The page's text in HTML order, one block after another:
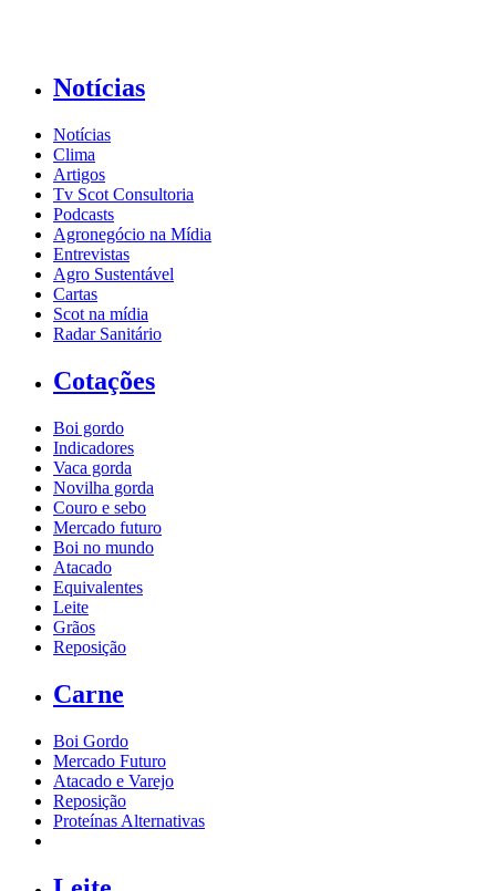
Notícias
Notícias
Clima
Artigos
Tv Scot Consultoria
Podcasts
Agronegócio na Mídia
Entrevistas
Agro Sustentável
Cartas
Scot na mídia
Radar Sanitário
Cotações
Boi gordo
Indicadores
Vaca gorda
Novilha gorda
Couro e sebo
Mercado futuro
Boi no mundo
Atacado
Equivalentes
Leite
Grãos
Reposição
Carne
Boi Gordo
Mercado Futuro
Atacado e Varejo
Reposição
Proteínas Alternativas